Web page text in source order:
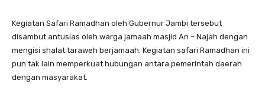
Kegiatan Safari Ramadhan oleh Gubernur Jambi tersebut
disambut antusias oleh warga jamaah masjid An – Najah dengan
mengisi shalat taraweh berjamaah. Kegiatan safari Ramadhan ini
pun tak lain memperkuat hubungan antara pemerintah daerah
dengan masyarakat.